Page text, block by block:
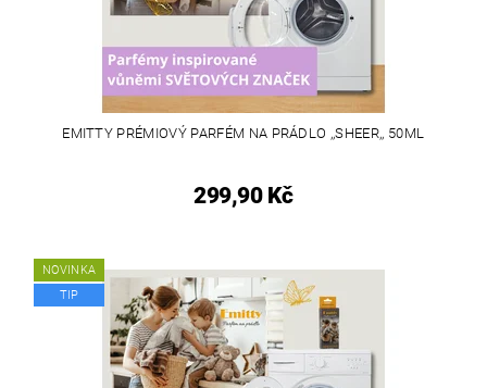
EMITTY PRÉMIOVÝ PARFÉM NA PRÁDLO ,,SHEER,, 50ML
299,90 Kč
NOVINKA
TIP